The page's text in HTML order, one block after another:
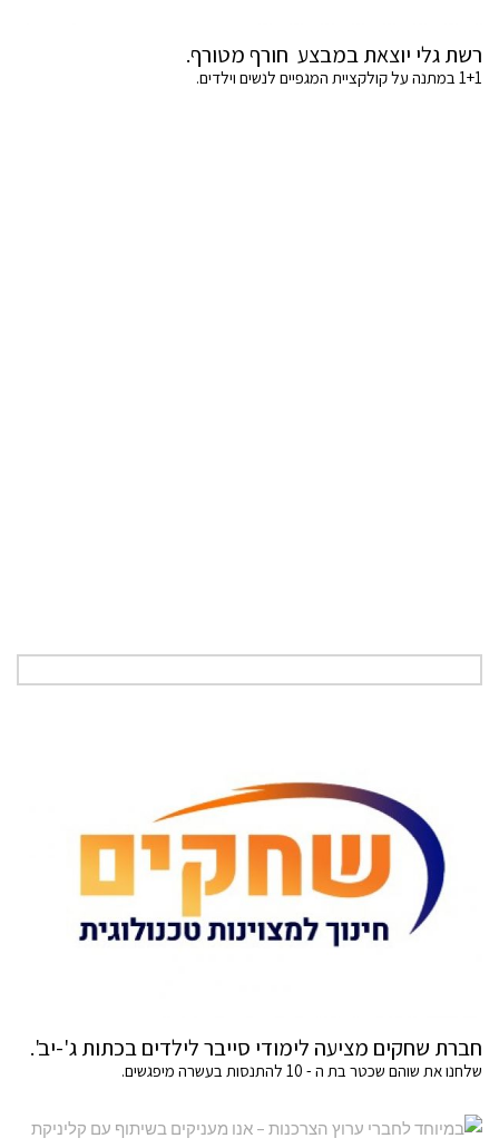
רשת גלי יוצאת במבצע חורף מטורף.
1+1 במתנה על קולקציית המגפיים לנשים וילדים.
חברת שחקים מציעה לימודי סייבר לילדים בכתות ג'-יב'.
שלחנו את שוהם שכטר בת ה - 10 להתנסות בעשרה מיפגשים.